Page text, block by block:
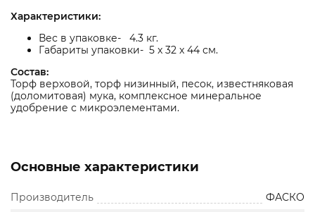
Характеристики:
Вес в упаковке- 4.3 кг.
Габариты упаковки- 5 x 32 x 44 см.
Состав:
Торф верховой, торф низинный, песок, известняковая
(доломитовая) мука, комплексное минеральное
удобрение с микроэлементами.
Основные характеристики
Производитель
ФАСКО